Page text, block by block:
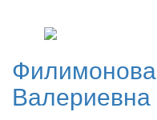
Филимонова
Валериевна